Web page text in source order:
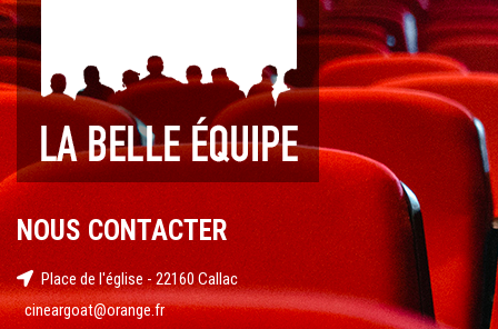
NOUS CONTACTER
Place de l'église - 22160 Callac
cineargoat@orange.fr